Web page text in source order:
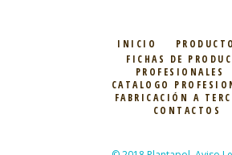
INICIO
FICHAS DE
PROFESIONALES
CATALOGO
FABRICACIÓN A
CONTACTOS